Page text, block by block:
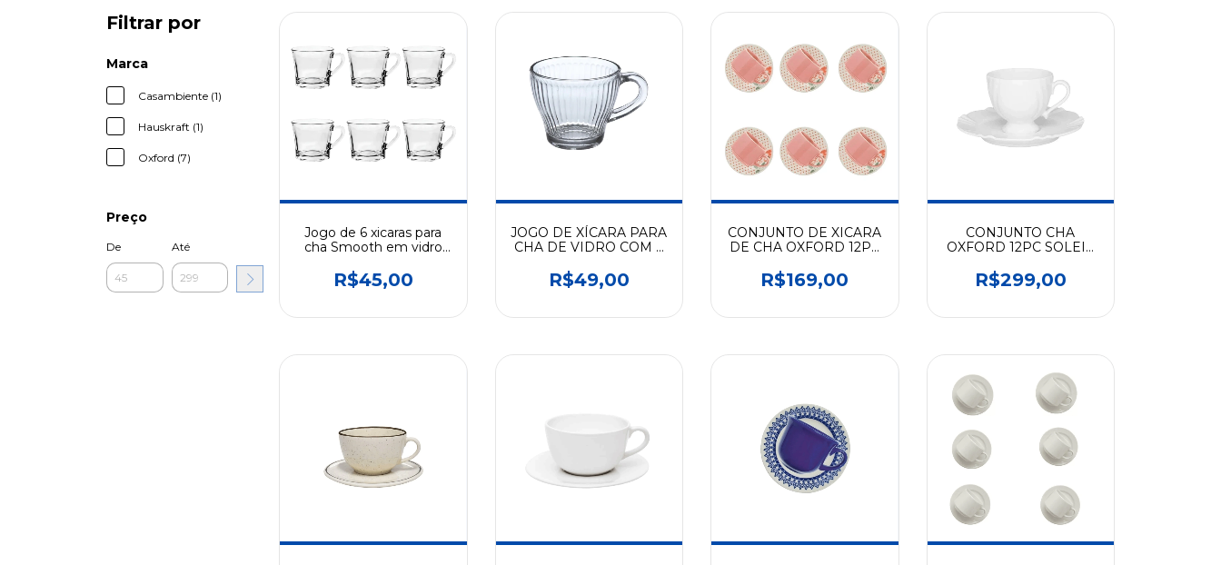
Filtrar por
Marca
Casambiente (1)
Hauskraft (1)
Oxford (7)
Preço
De Até
Jogo de 6 xicaras para
cha Smooth em vidro
R$45,00
JOGO DE XÍCARA PARA
CHA DE VIDRO COM 6
230ML HAUSKRAFT
JGCH049
R$49,00
CONJUNTO DE XICARA
DE CHA OXFORD 12PC
5189
R$169,00
CONJUNTO CHA
OXFORD 12PC SOLEIL
R$299,00